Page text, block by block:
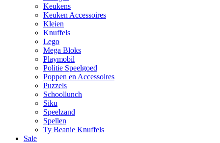
Keukens
Keuken Accessoires
Kleien
Knuffels
Lego
Mega Bloks
Playmobil
Politie Speelgoed
Poppen en Accessoires
Puzzels
Schoollunch
Siku
Speelzand
Spellen
Ty Beanie Knuffels
Sale